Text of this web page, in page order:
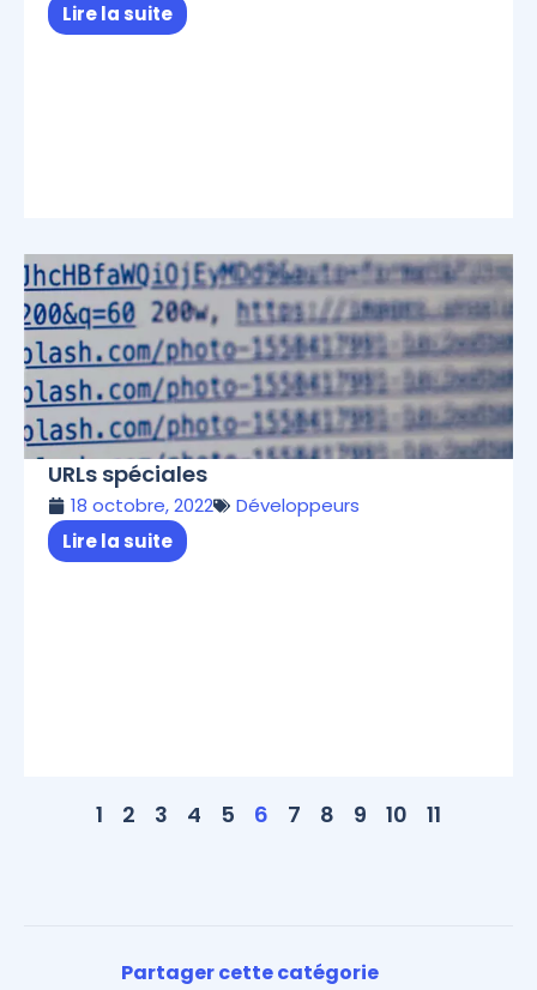
Lire la suite
URLs spéciales
18 octobre, 2022
Développeurs
Lire la suite
1 2 3 4 5 6 7 8 9 10 11
Partager cette catégorie